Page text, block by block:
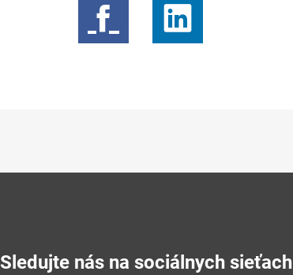
Sledujte nás na sociálnych sieťach